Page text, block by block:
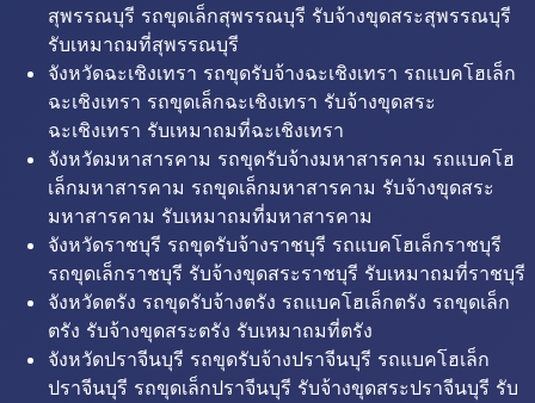
สุพรรณบุรี รถขุดเล็กสุพรรณบุรี รับจ้างขุดสระสุพรรณบุรี
รับเหมาถมที่สุพรรณบุรี
จังหวัดฉะเชิงเทรา รถขุดรับจ้างฉะเชิงเทรา รถแบคโฮเล็ก
ฉะเชิงเทรา รถขุดเล็กฉะเชิงเทรา รับจ้างขุดสระ
ฉะเชิงเทรา รับเหมาถมที่ฉะเชิงเทรา
จังหวัดมหาสารคาม รถขุดรับจ้างมหาสารคาม รถแบคโฮ
เล็กมหาสารคาม รถขุดเล็กมหาสารคาม รับจ้างขุดสระ
มหาสารคาม รับเหมาถมที่มหาสารคาม
จังหวัดราชบุรี รถขุดรับจ้างราชบุรี รถแบคโฮเล็กราชบุรี
รถขุดเล็กราชบุรี รับจ้างขุดสระราชบุรี รับเหมาถมที่ราชบุรี
จังหวัดตรัง รถขุดรับจ้างตรัง รถแบคโฮเล็กตรัง รถขุดเล็ก
ตรัง รับจ้างขุดสระตรัง รับเหมาถมที่ตรัง
จังหวัดปราจีนบุรี รถขุดรับจ้างปราจีนบุรี รถแบคโฮเล็ก
ปราจีนบุรี รถขุดเล็กปราจีนบุรี รับจ้างขุดสระปราจีนบุรี รับ